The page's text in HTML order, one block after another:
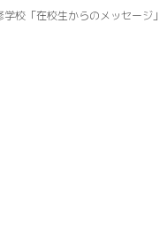
校「在校生からのメッセージ」